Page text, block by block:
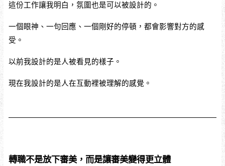
這份工作讓我明白，氛圍也是可以被設計的。
一個眼神、一句回應、一個剛好的停頓，都會影響對方的感
受。
以前我設計的是人被看見的樣子。
現在我設計的是人在互動裡被理解的感覺。
轉職不是放下審美，而是讓審美變得更立體